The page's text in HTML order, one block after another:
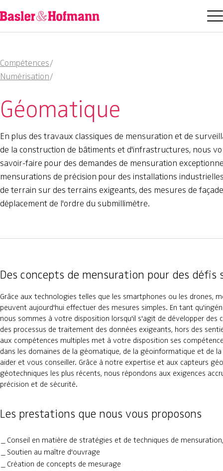
Compétences/
Numérisation/
Géomatique
En plus des travaux classiques de mensuration et de
de la construction de bâtiments et d'infrastructures, nous
savoir-faire pour des demandes de mensuration
mensurations de précision pour des installations
de terrain sur des terrains exigeants, des mesures de
déplacement de l'ordre du submillimètre.
Des concepts de mensuration pour des défis
Grâce aux technologies telles que les smartphones ou les drones,
peuvent aujourd'hui effectuer des mesures simples. En tant
nous sommes à votre disposition lorsqu'il s'agit de développer des
des processus de traitement des données exigeants, hors des
aux compétences multiples met à votre disposition ses
dans les domaines de la géomatique, de la géoinformatique et de
aider et vous conseiller. Grâce à notre expertise et aux capteurs
géotechniques les plus récents, nous répondons aux exigences
précision et de sécurité.
Les prestations que nous vous proposons
Conseil en matière de stratégies et de techniques de
Soutien au maître d'ouvrage
Création de concepts de mesurage